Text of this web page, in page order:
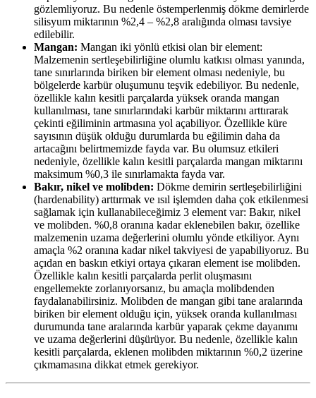
gözlemliyoruz. Bu nedenle östemperlenmiş dökme demirlerde
silisyum miktarının %2,4 – %2,8 aralığında olması tavsiye
edilebilir.
Mangan: Mangan iki yönlü etkisi olan bir element:
Malzemenin sertleşebilirliğine olumlu katkısı olması yanında,
tane sınırlarında biriken bir element olması nedeniyle, bu
bölgelerde karbür oluşumunu teşvik edebiliyor. Bu nedenle,
özellikle kalın kesitli parçalarda yüksek oranda mangan
kullanılması, tane sınırlarındaki karbür miktarını arttırarak
çekinti eğiliminin artmasına yol açabiliyor. Özellikle küre
sayısının düşük olduğu durumlarda bu eğilimin daha da
artacağını belirtmemizde fayda var. Bu olumsuz etkileri
nedeniyle, özellikle kalın kesitli parçalarda mangan miktarını
maksimum %0,3 ile sınırlamakta fayda var.
Bakır, nikel ve molibden: Dökme demirin sertleşebilirliğini
(hardenability) arttırmak ve ısıl işlemden daha çok etkilenmesi
sağlamak için kullanabileceğimiz 3 element var: Bakır, nikel
ve molibden. %0,8 oranına kadar eklenebilen bakır, özellike
malzemenin uzama değerlerini olumlu yönde etkiliyor. Aynı
amaçla %2 oranına kadar nikel takviyesi de yapabiliyoruz. Bu
açıdan en baskın etkiyi ortaya çıkaran element ise molibden.
Özellikle kalın kesitli parçalarda perlit oluşmasını
engellemekte zorlanıyorsanız, bu amaçla molibdenden
faydalanabilirsiniz. Molibden de mangan gibi tane aralarında
biriken bir element olduğu için, yüksek oranda kullanılması
durumunda tane aralarında karbür yaparak çekme dayanımı
ve uzama değerlerini düşürüyor. Bu nedenle, özellikle kalın
kesitli parçalarda, eklenen molibden miktarının %0,2 üzerine
çıkmamasına dikkat etmek gerekiyor.